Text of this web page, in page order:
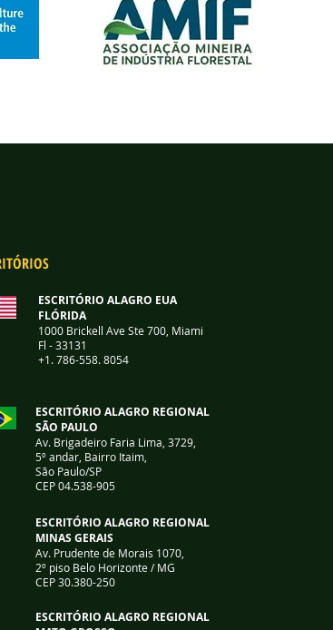
ESCRITÓRIO ALAGRO EUA
FLÓRIDA
1000 Brickell Ave Ste 700, Miami
Fl - 33131
+1. 786-558. 8054
ESCRITÓRIO ALAGRO REGIONAL
SÃO PAULO
Av. Brigadeiro Faria Lima, 3729,
5º andar, Bairro Itaim,
São Paulo/SP
CEP 04.538-905
ESCRITÓRIO ALAGRO REGIONAL
MINAS GERAIS
Av. Prudente de Morais 1070,
2º piso Belo Horizonte / MG
CEP 30.380-250
ESCRITÓRIO ALAGRO REGIONAL